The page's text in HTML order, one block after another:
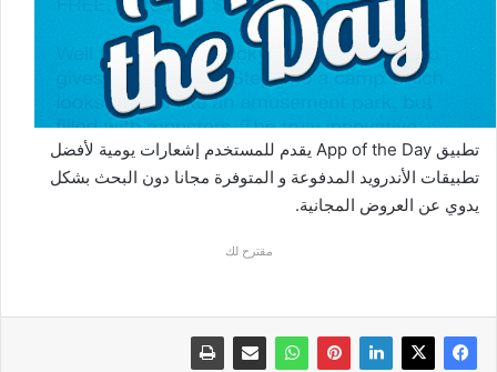
تطبيق App of the Day يقدم للمستخدم إشعارات يومية لأفضل
تطبيقات الأندرويد المدفوعة و المتوفرة مجانا دون البحث بشكل
يدوي عن العروض المجانية.
مقترح لك